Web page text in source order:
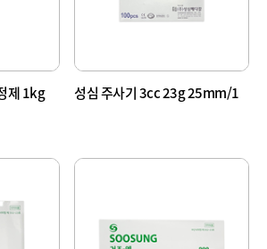
제 1kg 성심 주사기 3cc 23g 25mm/1